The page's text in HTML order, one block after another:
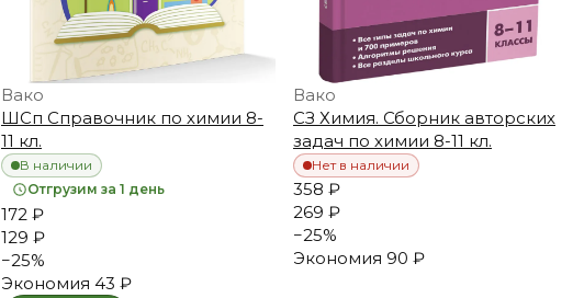
Вако
ШСп Справочник по химии 8-
11 кл.
В наличии
Отгрузим за 1 день
172 ₽
129 ₽
−25%
Экономия 43 ₽
Вако
СЗ Химия. Сборник авторских
задач по химии 8-11 кл.
Нет в наличии
358 ₽
269 ₽
−25%
Экономия 90 ₽